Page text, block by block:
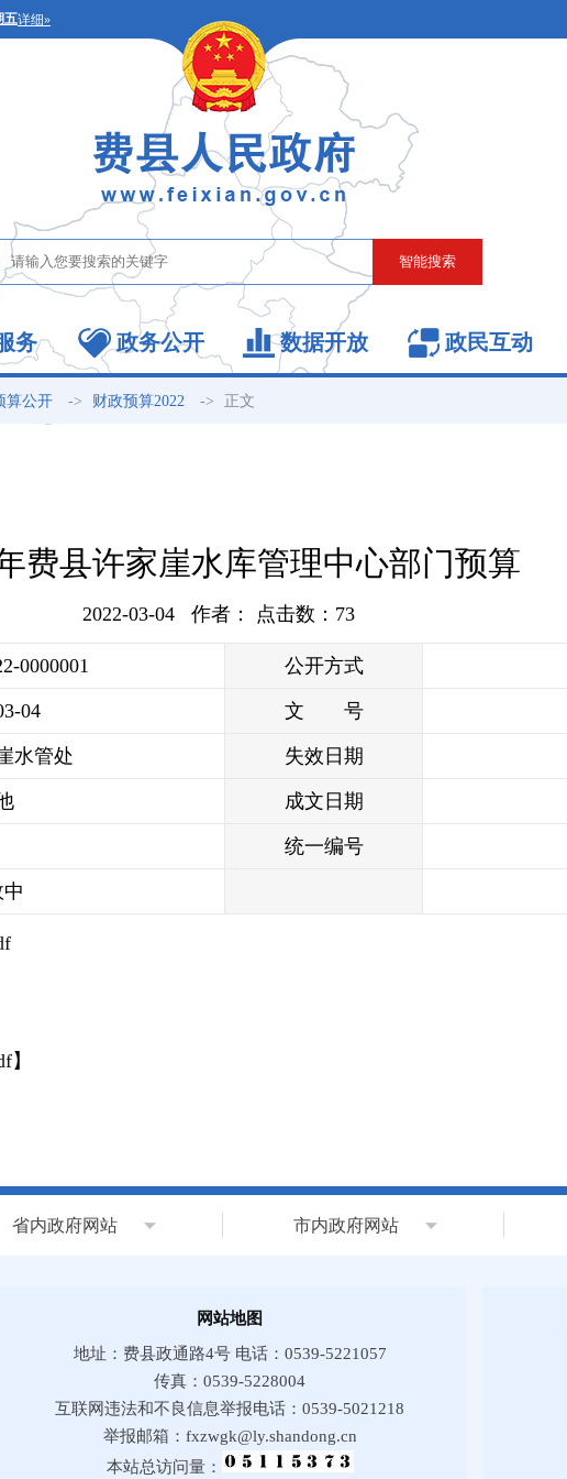
务 政务公开 数据开放 政民互动
算公开 -> 财政预算2022 -> 正文
费县许家崖水库管理中心部门预算
2022-03-04 作者： 点击数： 73
0000001 公开方式
04 文 号
水管处 失效日期
成文日期
统一编号
】
省内政府网站 市内政府网站
网站地图
地址：费县政通路4号 电话：0539-5221057
传真：0539-5228004
互联网违法和不良信息举报电话：0539-5021218
举报邮箱：fxzwgk@ly.shandong.cn
本站总访问量：